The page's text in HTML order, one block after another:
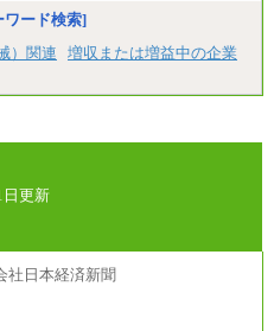
に変更はございません。
～1,100万円
月給59万円 *残業代・家族手当
～610万円
月給26万円
給29万円
ワード検索]
）関連
増収または増益中の企業
日更新